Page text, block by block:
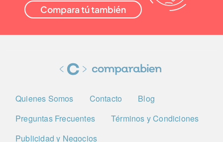
Compara tú también
Quienes Somos Contacto
Blog
Preguntas Frecuentes
Términos y Condiciones
Publicidad y Negocios